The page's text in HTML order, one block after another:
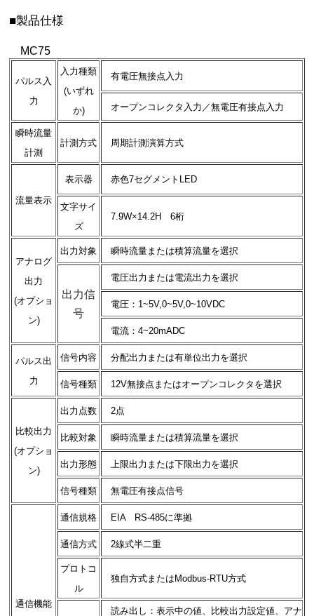
■製品仕様
MC75
パルス入
力
入力種類
(いずれ
か)
有電圧無接点入力
オープンコレクタ入力／無電圧有接点入力
瞬時流量
計測
計測方式 周期計測演算方式
流量表示
表示器 赤色7セグメントLED
文字サイ
ズ
7.9W×14.2H 6桁
アナログ
出力
(オプショ
ン)
出力対象 瞬時流量または積算流量を選択
出力信
号
電圧出力または電流出力を選択
電圧：1~5V,0~5V,0~10VDC
電流：4~20mADC
パルス出
力
信号内容 分配出力または有単位出力を選択
信号種類 12V無接点またはオープンコレクタを選択
比較出力
(オプショ
ン)
出力点数 2点
比較対象 瞬時流量または積算流量を選択
出力形態 上限出力または下限出力を選択
信号種類 無電圧有接点信号
通信機能
通信規格 EIA RS-485に準拠
通信方式 2線式半二重
プロトコ
ル
独自方式またはModbus-RTU方式
読み出し：表示中の値、比較出力設定値、アナ